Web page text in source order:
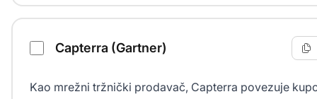
Capterra (Gartner)
Kao mrežni tržnički prodavač, Capterra povezuje